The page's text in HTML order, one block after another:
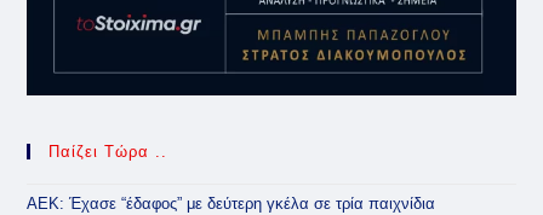
Παίζει Τώρα ..
ΑΕΚ: Έχασε “έδαφος” με δεύτερη γκέλα σε τρία παιχνίδια